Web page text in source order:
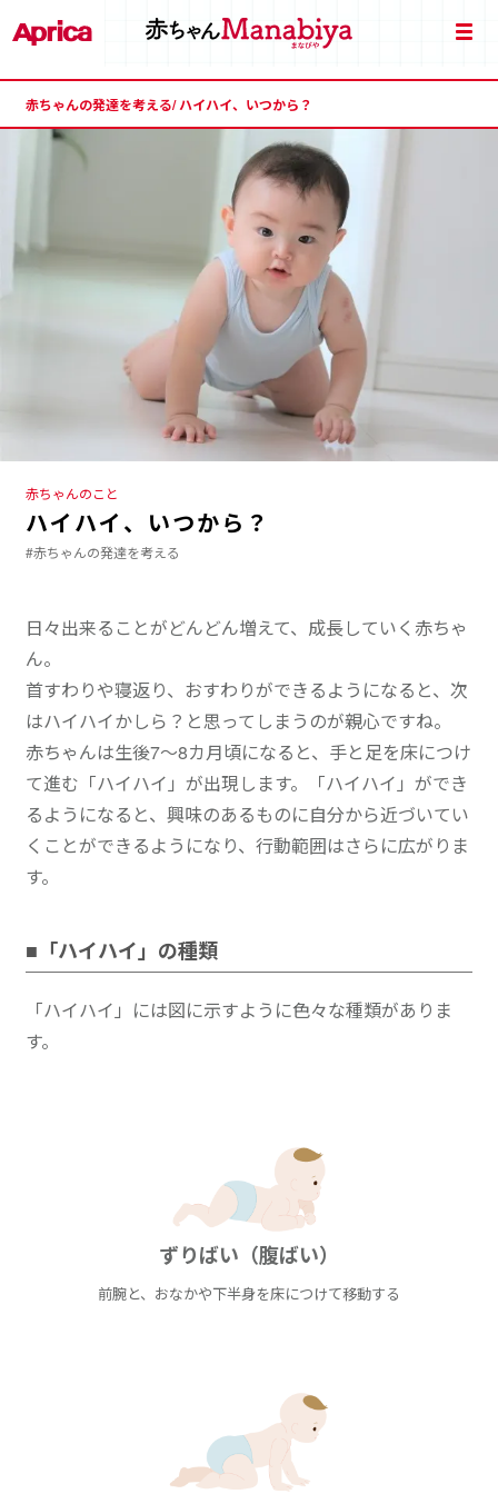
赤ちゃんの発達を考える/ ハイハイ、いつから？
赤ちゃんのこと
ハイハイ、いつから？
#赤ちゃんの発達を考える
日々出来ることがどんどん増えて、成長していく赤ちゃ
ん。
首すわりや寝返り、おすわりができるようになると、次
はハイハイかしら？と思ってしまうのが親心ですね。
赤ちゃんは生後7～8カ月頃になると、手と足を床につけ
て進む「ハイハイ」が出現します。「ハイハイ」ができ
るようになると、興味のあるものに自分から近づいてい
くことができるようになり、行動範囲はさらに広がりま
す。
■「ハイハイ」の種類
「ハイハイ」には図に示すように色々な種類がありま
す。
ずりばい（腹ばい）
前腕と、おなかや下半身を床につけて移動する